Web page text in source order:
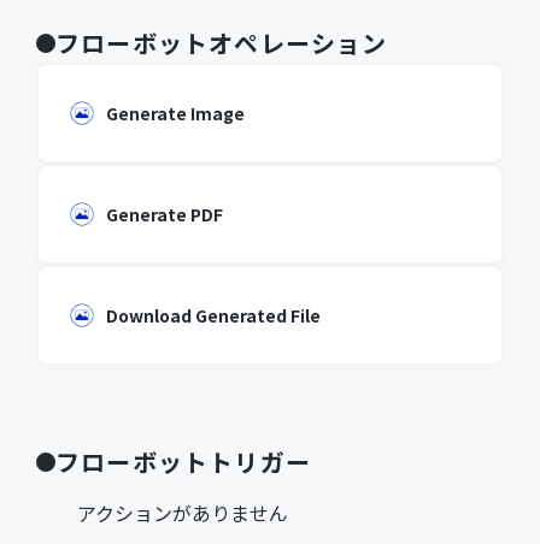
フローボットオペレーション
Generate Image
Generate PDF
Download Generated File
フローボットトリガー
アクションがありません